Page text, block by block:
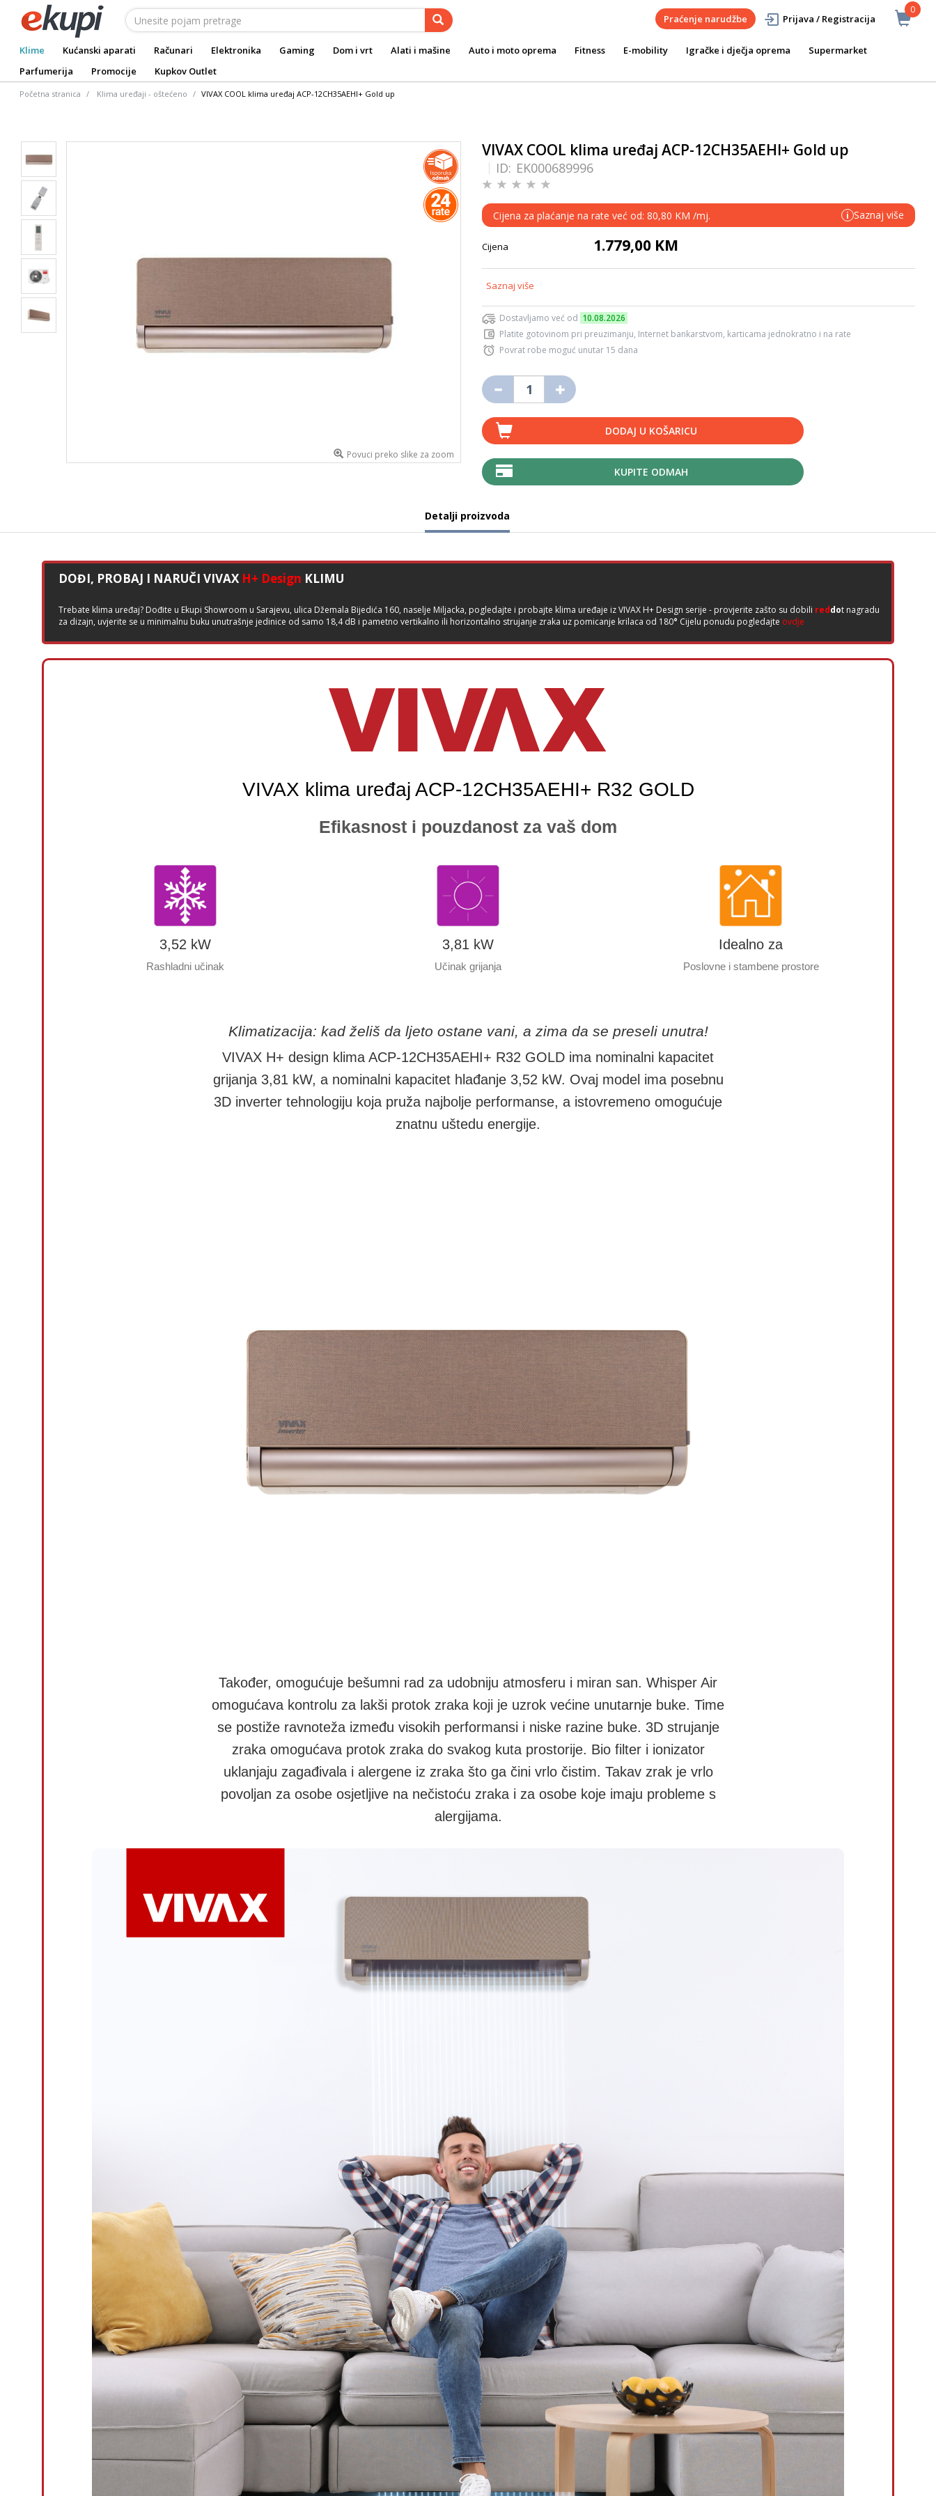
0
Praćenje narudžbe Prijava / Registracija
Klime Kućanski aparati Računari Elektronika Gaming Dom i vrt Alati i mašine Auto i moto oprema Fitness E-mobility Igračke i dječja oprema
Supermarket
Parfumerija
Promocije Kupkov Outlet
Početna stranica Klima uređaji - oštećeno VIVAX COOL klima uređaj ACP-12CH35AEHI+ Gold up
Povuci preko slike za zoom
VIVAX COOL klima uređaj ACP-12CH35AEHI+ Gold up
ID: EK000689996
Cijena za plaćanje na rate već od: 80,80 KM /mj. i Saznaj više
Cijena 1.779,00 KM
Saznaj više
Dostavljamo već od 10.08.2026
Platite gotovinom pri preuzimanju, Internet bankarstvom, karticama jednokratno i na rate
Povrat robe moguć unutar 15 dana
DODAJ U KOŠARICU
KUPITE ODMAH
Detalji proizvoda
DOĐI, PROBAJ I NARUČI VIVAX H+ Design KLIMU
Trebate klima uređaj? Dođite u Ekupi Showroom u Sarajevu, ulica Džemala Bijedića 160, naselje Miljacka, pogledajte i probajte klima uređaje iz VIVAX H+ Design serije - provjerite zašto su dobili reddot nagradu
za dizajn, uvjerite se u minimalnu buku unutrašnje jedinice od samo 18,4 dB i pametno vertikalno ili horizontalno strujanje zraka uz pomicanje krilaca od 180° Cijelu ponudu pogledajte ovdje
VIVAX klima uređaj ACP-12CH35AEHI+ R32 GOLD
Efikasnost i pouzdanost za vaš dom
3,52 kW
Rashladni učinak
3,81 kW
Učinak grijanja
Idealno za
Poslovne i stambene prostore
Klimatizacija: kad želiš da ljeto ostane vani, a zima da se preseli unutra!
VIVAX H+ design klima ACP-12CH35AEHI+ R32 GOLD ima nominalni kapacitet
grijanja 3,81 kW, a nominalni kapacitet hlađanje 3,52 kW. Ovaj model ima posebnu
3D inverter tehnologiju koja pruža najbolje performanse, a istovremeno omogućuje
znatnu uštedu energije.
Također, omogućuje bešumni rad za udobniju atmosferu i miran san. Whisper Air
omogućava kontrolu za lakši protok zraka koji je uzrok većine unutarnje buke. Time
se postiže ravnoteža između visokih performansi i niske razine buke. 3D strujanje
zraka omogućava protok zraka do svakog kuta prostorije. Bio filter i ionizator
uklanjaju zagađivala i alergene iz zraka što ga čini vrlo čistim. Takav zrak je vrlo
povoljan za osobe osjetljive na nečistoću zraka i za osobe koje imaju probleme s
alergijama.